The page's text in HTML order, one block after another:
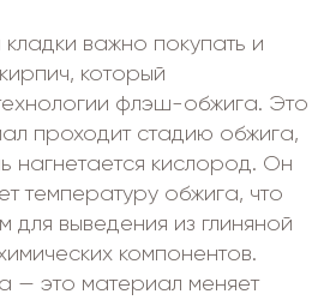
важно покупать и
который
флэш-обжига. Это
проходит стадию обжига,
нагнетается кислород. Он
температуру обжига, что
для выведения из глиняной
компонентов.
— это материал меняет